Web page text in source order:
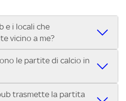
e i locali che
vicino a me?
o locale vicino a te per
la Serie C Sky Wifi, la
la UEFA Europa League, la UEFA
la Formula 1®, la MotoGP™ e
le partite di calcio in
o ristoranti mostrano le partite
trasmette la partita